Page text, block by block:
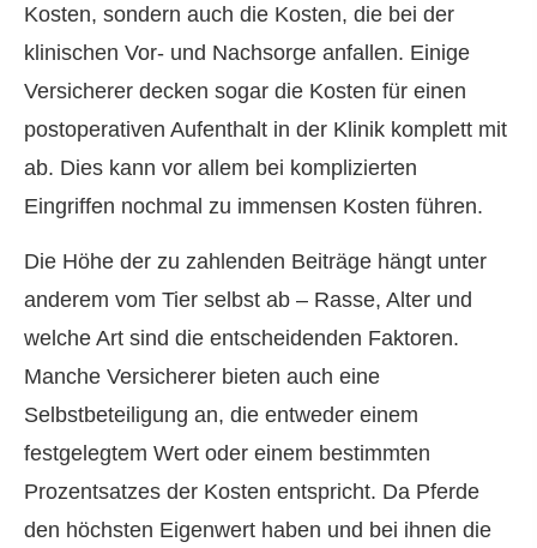
Kosten, sondern auch die Kosten, die bei der
klinischen Vor- und Nachsorge anfallen. Einige
Versicherer decken sogar die Kosten für einen
postoperativen Aufenthalt in der Klinik komplett mit
ab. Dies kann vor allem bei komplizierten
Eingriffen nochmal zu immensen Kosten führen.
Die Höhe der zu zahlenden Beiträge hängt unter
anderem vom Tier selbst ab – Rasse, Alter und
welche Art sind die entscheidenden Faktoren.
Manche Versicherer bieten auch eine
Selbstbeteiligung an, die entweder einem
festgelegtem Wert oder einem bestimmten
Prozentsatzes der Kosten entspricht. Da Pferde
den höchsten Eigenwert haben und bei ihnen die